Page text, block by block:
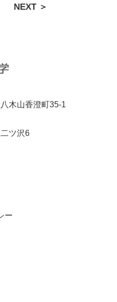
NEXT ＞
木山香澄町35-1
ツ沢6
ー